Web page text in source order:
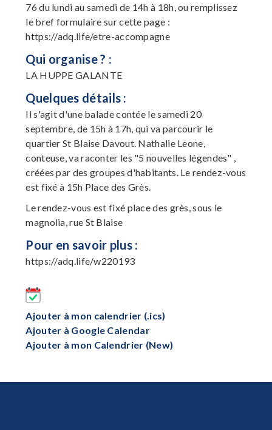
76 du lundi au samedi de 14h à 18h, ou remplissez
le bref formulaire sur cette page :
https://adq.life/etre-accompagne
Qui organise ? :
LA HUPPE GALANTE
Quelques détails :
Il s'agit d'une balade contée le samedi 20
septembre, de 15h à 17h, qui va parcourir le
quartier St Blaise Davout. Nathalie Leone,
conteuse, va raconter les "5 nouvelles légendes" ,
créées par des groupes d'habitants. Le rendez-vous
est fixé à 15h Place des Grès.
Le rendez-vous est fixé place des grès, sous le
magnolia, rue St Blaise
Pour en savoir plus :
https://adq.life/w220193
Ajouter à mon calendrier (.ics)
Ajouter à Google Calendar
Ajouter à mon Calendrier (New)